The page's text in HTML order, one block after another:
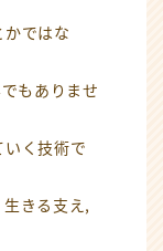
ではな
もありませ
く技術で
きる支え,